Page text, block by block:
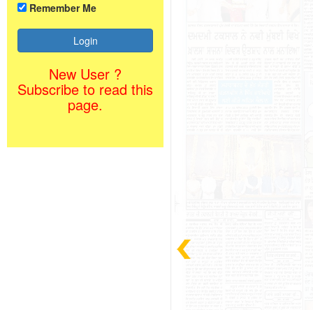
Remember Me
New User ?
Subscribe to read this
page.